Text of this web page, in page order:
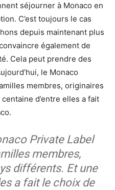
séjourner à Monaco en
C’est toujours le cas
depuis maintenant plus
également de
Cela peut prendre des
le Monaco
membres, originaires
d’entre elles a fait
Private Label
membres,
différents. Et une
a fait le choix de